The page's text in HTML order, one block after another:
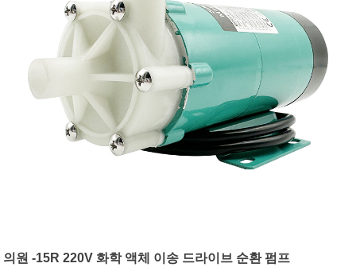
의원 -15R 220V 화학 액체 이송 드라이브 순환 펌프